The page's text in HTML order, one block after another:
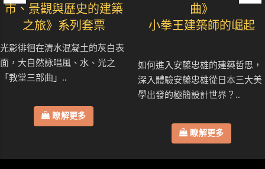
市、景觀與歷史的建築
之旅》系列套票
光影徘徊在清水混凝土的灰白表
面，大自然詠唱風、水、光之
「教堂三部曲」..
瞭解更多
曲》
小拳王建築師的崛起
如何進入安藤忠雄的建築哲思，
深入體驗安藤忠雄從日本三大美
學出發的極簡設計世界？..
瞭解更多